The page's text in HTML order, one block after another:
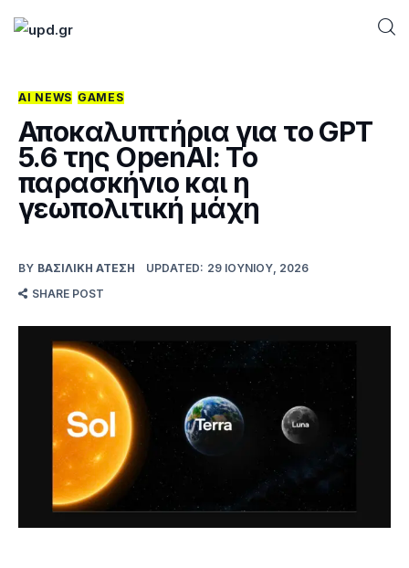
Home
News
Games
Futuring
How To
Blog
Επικοινωνία
AI NEWS GAMES
Αποκαλυπτήρια για το GPT
5.6 της OpenAΙ: Το
παρασκήνιο και η
γεωπολιτική μάχη
BY ΒΑΣΙΛΙΚΉ ΑΤΈΣΗ UPDATED: 29 ΙΟΥΝΊΟΥ, 2026
SHARE POST